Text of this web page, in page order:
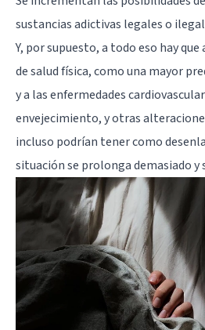
sustancias adictivas legales o
Y, por supuesto, a todo eso hay
de salud física, como una mayor
y a las enfermedades
envejecimiento, y otras
incluso podrían tener como
situación se prolonga demasiado y